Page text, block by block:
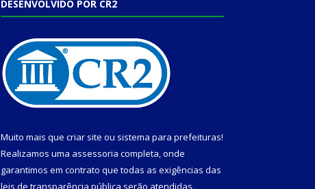
DESENVOLVIDO POR CR2
Muito mais que criar site ou sistema para prefeituras!
Realizamos uma assessoria completa, onde
garantimos em contrato que todas as exigências das
leis de transparência pública serão atendidas.